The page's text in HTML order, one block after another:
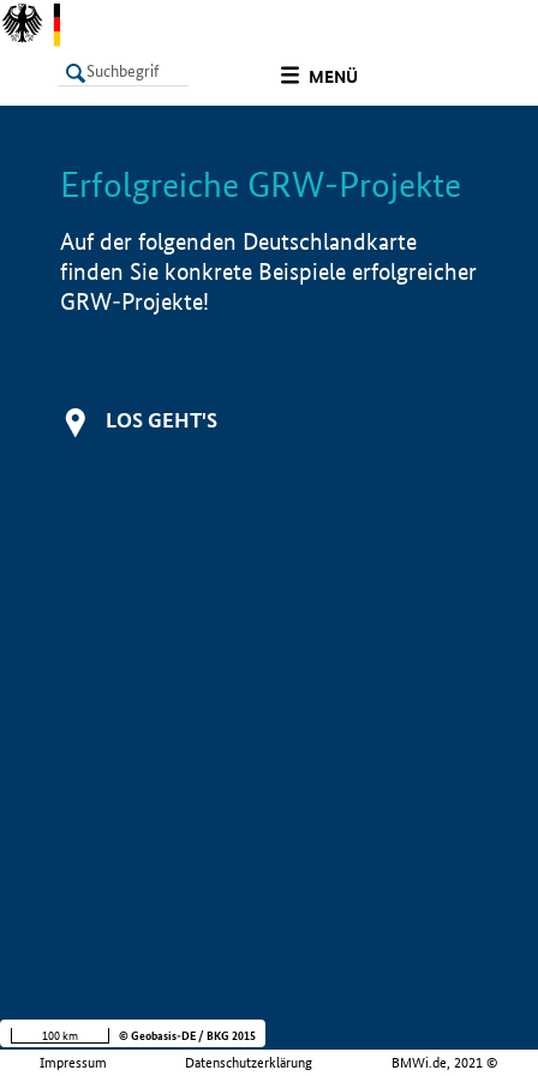
MENÜ
LISTE Info
Erfolgreiche GRW-Projekte
Auf der folgenden Deutschlandkarte
finden Sie konkrete Beispiele erfolgreicher
GRW-Projekte!
LOS GEHT'S
Impressum Datenschutzerklärung BMWi.de, 2021 ©
100 km © Geobasis-DE / BKG 2015